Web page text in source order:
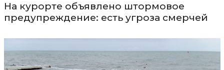
На курорте объявлено штормовое
предупреждение: есть угроза смерчей